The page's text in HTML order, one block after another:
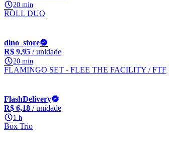
20 min
ROLL DUO
dino_store
R$ 9,95 / unidade
20 min
FLAMINGO SET - FLEE THE FACILITY / FTF
FlashDelivery
R$ 6,18 / unidade
1 h
Box Trio